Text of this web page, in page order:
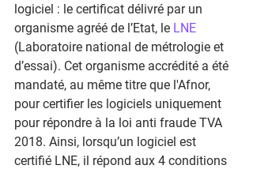
logiciel : le certificat délivré par un
organisme agréé de l’Etat, le LNE
(Laboratoire national de métrologie et
d’essai). Cet organisme accrédité a été
mandaté, au même titre que l'Afnor,
pour certifier les logiciels uniquement
pour répondre à la loi anti fraude TVA
2018. Ainsi, lorsqu’un logiciel est
certifié LNE, il répond aux 4 conditions